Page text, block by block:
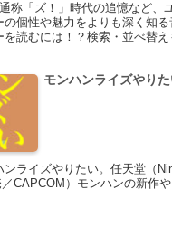
称「ズ！」時代の追憶など、
の個性や魅力をよりも深く知
を読むには！？検索・並べ替え
モンハンライズやり
ライズやりたい。任天堂（
CAPCOM）モンハンの新作